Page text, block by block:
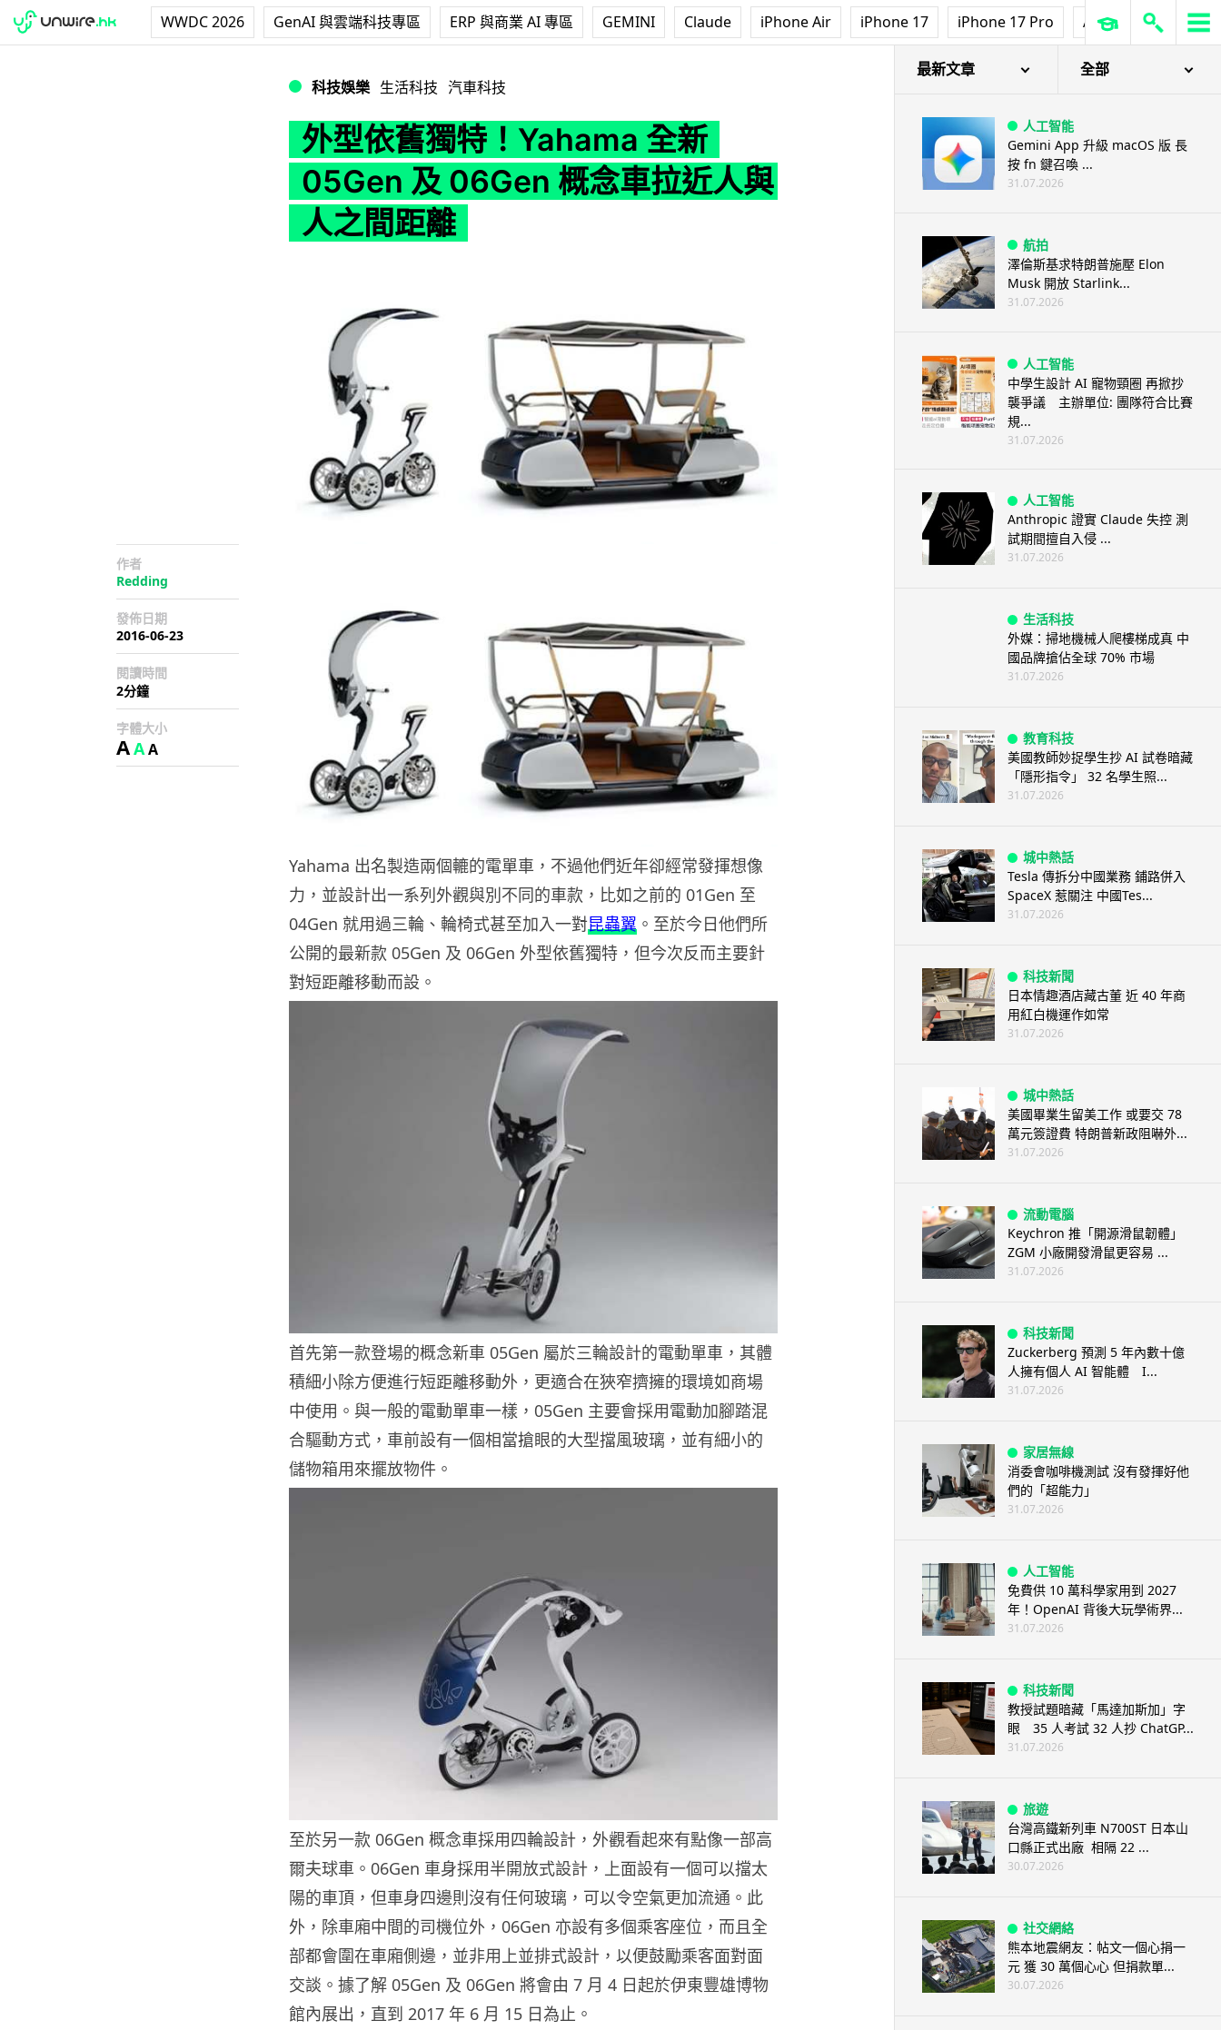
WWDC 2026 GenAI 與雲端科技專區 ERP 與商業 AI 專區 GEMINI Claude iPhone Air iPhone 17 iPhone 17 Pro AirPods Pro 3
科技娛樂 生活科技 汽車科技
外型依舊獨特！Yahama 全新
05Gen 及 06Gen 概念車拉近人與
人之間距離
作者
Redding
發佈日期
2016-06-23
閱讀時間
2分鐘
字體大小
AAA
Yahama 出名製造兩個轆的電單車，不過他們近年卻經常發揮想像
力，並設計出一系列外觀與別不同的車款，比如之前的 01Gen 至
04Gen 就用過三輪、輪椅式甚至加入一對昆蟲翼 。至於今日他們所
公開的最新款 05Gen 及 06Gen 外型依舊獨特，但今次反而主要針
對短距離移動而設。
首先第一款登場的概念新車 05Gen 屬於三輪設計的電動單車，其體
積細小除方便進行短距離移動外，更適合在狹窄擠擁的環境如商場
中使用。與一般的電動單車一樣，05Gen 主要會採用電動加腳踏混
合驅動方式，車前設有一個相當搶眼的大型擋風玻璃，並有細小的
儲物箱用來擺放物件。
至於另一款 06Gen 概念車採用四輪設計，外觀看起來有點像一部高
爾夫球車。06Gen 車身採用半開放式設計，上面設有一個可以擋太
陽的車頂，但車身四邊則沒有任何玻璃，可以令空氣更加流通。此
外，除車廂中間的司機位外，06Gen 亦設有多個乘客座位，而且全
部都會圍在車廂側邊，並非用上並排式設計，以便鼓勵乘客面對面
交談。據了解 05Gen 及 06Gen 將會由 7 月 4 日起於伊東豐雄博物
館內展出，直到 2017 年 6 月 15 日為止。
最新文章 全部
人工智能
Gemini App 升級 macOS 版 長
按 fn 鍵召喚 ...
31.07.2026
航拍
澤倫斯基求特朗普施壓 Elon
Musk 開放 Starlink...
31.07.2026
人工智能
中學生設計 AI 寵物頸圈 再掀抄
襲爭議 主辦單位: 團隊符合比賽
規...
31.07.2026
人工智能
Anthropic 證實 Claude 失控 測
試期間擅自入侵 ...
31.07.2026
生活科技
外媒：掃地機械人爬樓梯成真 中
國品牌搶佔全球 70% 市場
31.07.2026
教育科技
美國教師妙捉學生抄 AI 試卷暗藏
「隱形指令」 32 名學生照...
31.07.2026
城中熱話
Tesla 傳拆分中國業務 鋪路併入
SpaceX 惹關注 中國Tes...
31.07.2026
科技新聞
日本情趣酒店藏古董 近 40 年商
用紅白機運作如常
31.07.2026
城中熱話
美國畢業生留美工作 或要交 78
萬元簽證費 特朗普新政阻嚇外...
31.07.2026
流動電腦
Keychron 推「開源滑鼠韌體」
ZGM 小廠開發滑鼠更容易 ...
31.07.2026
科技新聞
Zuckerberg 預測 5 年內數十億
人擁有個人 AI 智能體 I...
31.07.2026
家居無線
消委會咖啡機測試 沒有發揮好他
們的「超能力」
31.07.2026
人工智能
免費供 10 萬科學家用到 2027
年！OpenAI 背後大玩學術界...
31.07.2026
科技新聞
教授試題暗藏「馬達加斯加」字
眼 35 人考試 32 人抄 ChatGP...
31.07.2026
旅遊
台灣高鐵新列車 N700ST 日本山
口縣正式出廠 相隔 22 ...
30.07.2026
社交網絡
熊本地震網友：帖文一個心捐一
元 獲 30 萬個心心 但捐款單...
30.07.2026